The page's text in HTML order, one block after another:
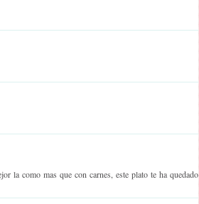
la como mas que con carnes, este plato te ha quedado